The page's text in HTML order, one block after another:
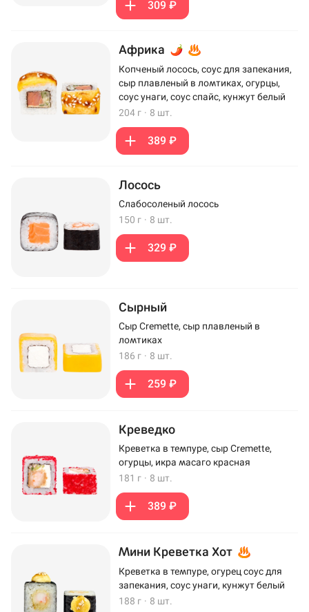
309 ₽
Африка
Копченый лосось, соус для запекания,
сыр плавленый в ломтиках, огурцы,
соус унаги, соус спайс, кунжут белый
204 г · 8 шт.
389 ₽
Лосось
Слабосоленый лосось
150 г · 8 шт.
329 ₽
Сырный
Сыр Cremette, сыр плавленый в
ломтиках
186 г · 8 шт.
259 ₽
Креведко
Креветка в темпуре, сыр Cremette,
огурцы, икра масаго красная
181 г · 8 шт.
389 ₽
Мини Креветка Хот
Креветка в темпуре, огурец соус для
запекания, соус унаги, кунжут белый
188 г · 8 шт.